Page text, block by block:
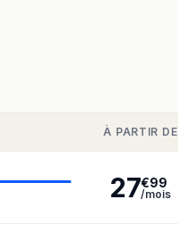
À PARTIR DE
27€99
/mois